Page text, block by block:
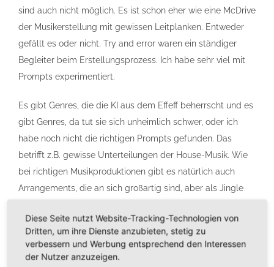
sind auch nicht möglich. Es ist schon eher wie eine McDrive
der Musikerstellung mit gewissen Leitplanken. Entweder
gefällt es oder nicht. Try and error waren ein ständiger
Begleiter beim Erstellungsprozess. Ich habe sehr viel mit
Prompts experimentiert.
Es gibt Genres, die die KI aus dem Effeff beherrscht und es
gibt Genres, da tut sie sich unheimlich schwer, oder ich
habe noch nicht die richtigen Prompts gefunden. Das
betrifft z.B. gewisse Unterteilungen der House-Musik. Wie
bei richtigen Musikproduktionen gibt es natürlich auch
Arrangements, die an sich großartig sind, aber als Jingle
Bumper etc. Dagegen war ich sehr überrascht über die
Erstellung von organischer Musik wie Soul, Funk oder
Disco. Es geht sicherlich besser, was gewisse
Diese Seite nutzt Website-Tracking-Technologien von
Dritten, um ihre Dienste anzubieten, stetig zu
verbessern und Werbung entsprechend den Interessen
der Nutzer anzuzeigen.